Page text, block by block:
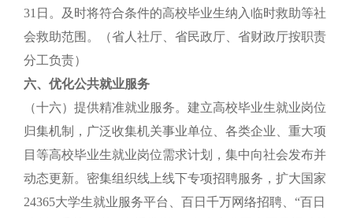
31日。及时将符合条件的高校毕业生纳入临时救助等社
会救助范围。（省人社厅、省民政厅、省财政厅按职责
分工负责）
六、优化公共就业服务
（十六）提供精准就业服务。建立高校毕业生就业岗位
归集机制，广泛收集机关事业单位、各类企业、重大项
目等高校毕业生就业岗位需求计划，集中向社会发布并
动态更新。密集组织线上线下专项招聘服务，扩大国家
24365大学生就业服务平台、百日千万网络招聘、“百日